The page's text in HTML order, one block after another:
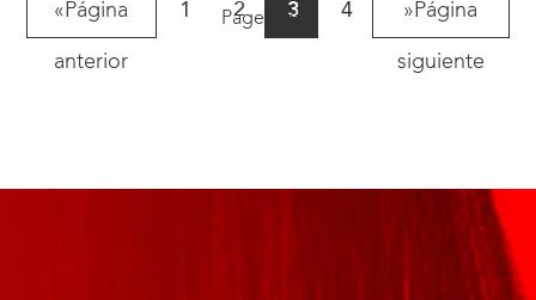
« 1 2 3 4 »
Page 3 of 4